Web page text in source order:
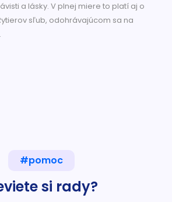
a lásky. V plnej miere to platí aj o
sľub, odohrávajúcom sa na
#pomoc
si rady?